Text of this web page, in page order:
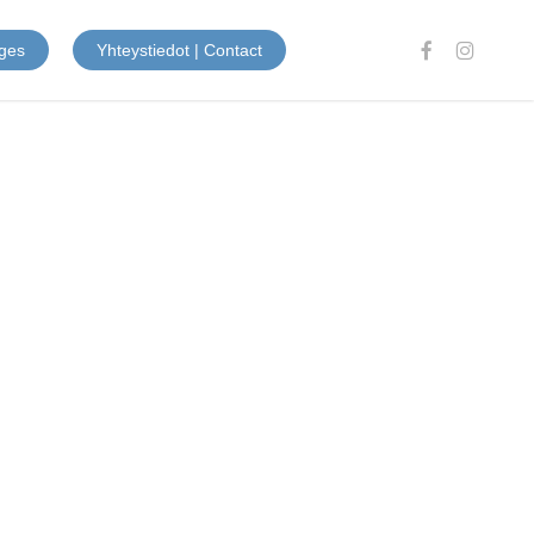
Yhteystiedot | Contact facebookinstagram